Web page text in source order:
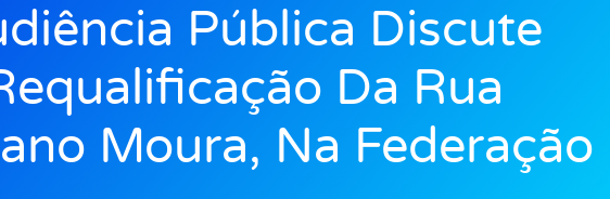
Pública Discute
Da Rua
Moura, Na Federação